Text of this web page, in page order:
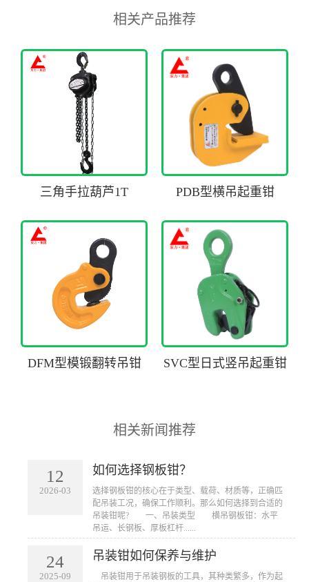
相关产品推荐
三角手拉葫芦1T PDB型横吊起重钳
DFM型模锻翻转吊钳 SVC型日式竖吊起重钳
相关新闻推荐
12
2026-03
如何选择钢板钳？
​选择钢板钳的核心在于类型、载荷、材质等，正确匹
配吊装工况，确保工作顺利。那么如何选择到合适的
吊装钳呢? 一、吊装类型 横吊钢板钳：水平
吊运、长钢板、厚板杠杆......
24
2025-09
吊装钳如何保养与维护
​ 吊装钳用于吊装钢板的工具，其种类繁多，作为起